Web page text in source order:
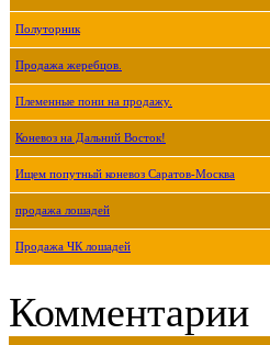
Полуторник
Продажа жеребцов.
Племенные пони на продажу.
Коневоз на Дальний Восток!
Ищем попутный коневоз Саратов-Москва
продажа лошадей
Продажа ЧК лошадей
Комментарии